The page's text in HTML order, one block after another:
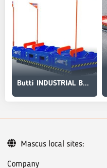
Butti INDUSTRIAL BROOM MEGA WORKS attachment
Company
Mascus local sites: